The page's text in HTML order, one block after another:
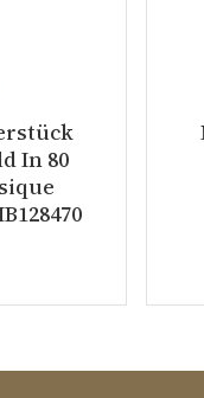
In 80